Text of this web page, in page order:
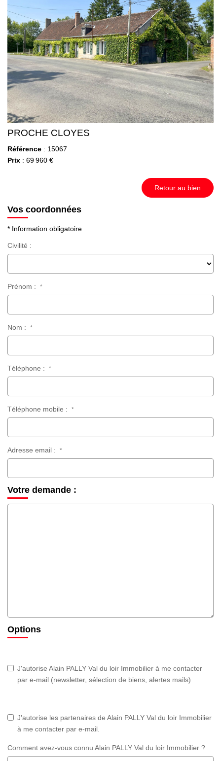
PROCHE CLOYES
Référence : 15067
Prix : 69 960 €
Retour au bien
Vos coordonnées
* Information obligatoire
Civilité :
Prénom : *
Nom : *
Téléphone : *
Téléphone mobile : *
Adresse email : *
Votre demande :
Options
J'autorise Alain PALLY Val du loir Immobilier à me contacter
par e-mail (newsletter, sélection de biens, alertes mails)
J'autorise les partenaires de Alain PALLY Val du loir Immobilier
à me contacter par e-mail.
Comment avez-vous connu Alain PALLY Val du loir Immobilier ?